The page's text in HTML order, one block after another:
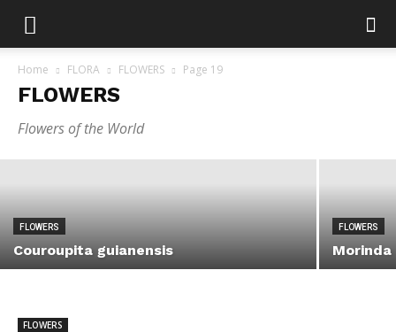
Home FLORA FLOWERS Page 19
FLOWERS
Flowers of the World
Rungia pectinata (L.) Nees
Md. Salah Uddin - December 19, 2019
FLOWERS
Couroupita guianensis
FLOWERS
FLOWERS